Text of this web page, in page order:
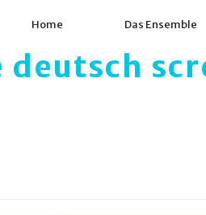
Home Das Ensemble
deutsch